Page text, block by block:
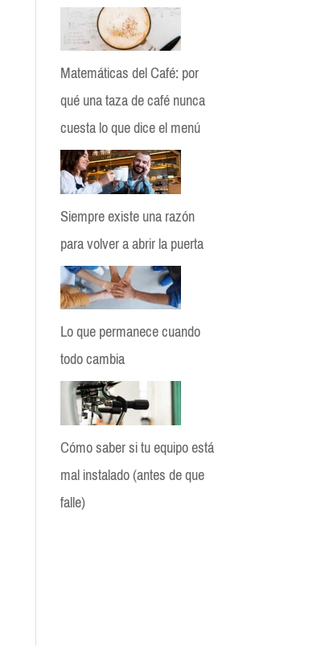
Matemáticas del Café: por
qué una taza de café nunca
cuesta lo que dice el menú
Siempre existe una razón
para volver a abrir la puerta
Lo que permanece cuando
todo cambia
Cómo saber si tu equipo está
mal instalado (antes de que
falle)